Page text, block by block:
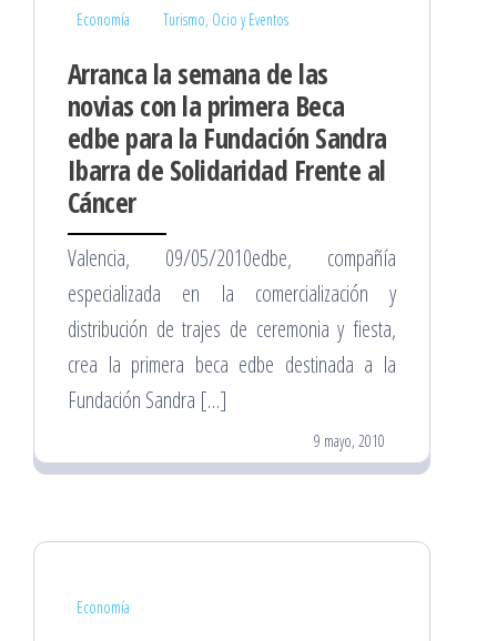
Economía Turismo, Ocio y Eventos
Arranca la semana de las
novias con la primera Beca
edbe para la Fundación Sandra
Ibarra de Solidaridad Frente al
Cáncer
Valencia, 09/05/2010edbe, compañía
especializada en la comercialización y
distribución de trajes de ceremonia y fiesta,
crea la primera beca edbe destinada a la
Fundación Sandra […]
9 mayo, 2010
Economía